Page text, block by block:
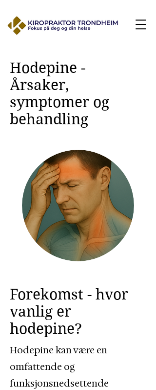
Hodepine -
Årsaker,
symptomer og
behandling
Forekomst - hvor
vanlig er
hodepine?
Hodepine kan være en
omfattende og
funksjonsnedsettende